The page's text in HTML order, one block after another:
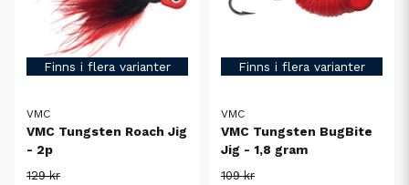
Finns i flera varianter
VMC
VMC Tungsten Roach Jig
- 2p
129 kr
Finns i flera varianter
VMC
VMC Tungsten BugBite
Jig - 1,8 gram
109 kr